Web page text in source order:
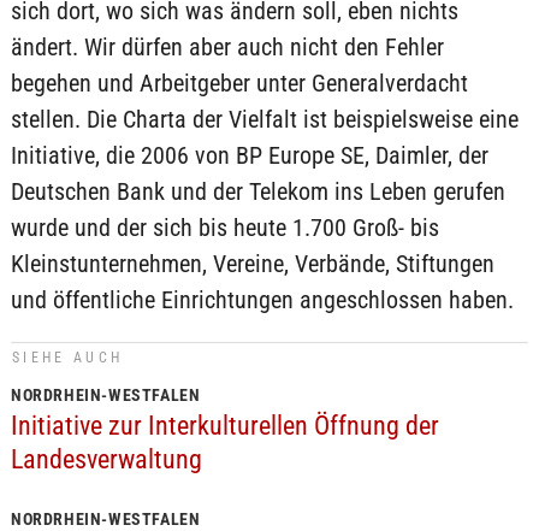
sich dort, wo sich was ändern soll, eben nichts
ändert. Wir dürfen aber auch nicht den Fehler
begehen und Arbeitgeber unter Generalverdacht
stellen. Die Charta der Vielfalt ist beispielsweise eine
Initiative, die 2006 von BP Europe SE, Daimler, der
Deutschen Bank und der Telekom ins Leben gerufen
wurde und der sich bis heute 1.700 Groß- bis
Kleinstunternehmen, Vereine, Verbände, Stiftungen
und öffentliche Einrichtungen angeschlossen haben.
SIEHE AUCH
NORDRHEIN-WESTFALEN
Initiative zur Interkulturellen Öffnung der
Landesverwaltung
NORDRHEIN-WESTFALEN